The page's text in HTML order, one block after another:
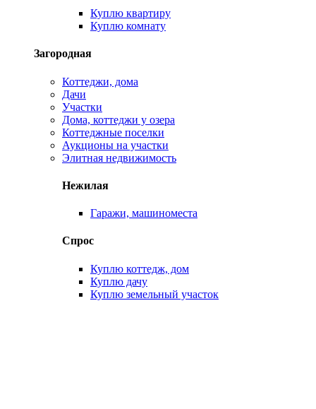
Куплю квартиру
Куплю комнату
Загородная
Коттеджи, дома
Дачи
Участки
Дома, коттеджи у озера
Коттеджные поселки
Аукционы на участки
Элитная недвижимость
Нежилая
Гаражи, машиноместа
Спрос
Куплю коттедж, дом
Куплю дачу
Куплю земельный участок